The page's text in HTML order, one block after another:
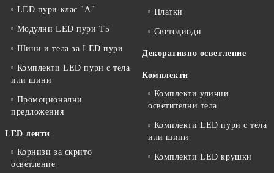
LED пури клас "А"
Модулни LED пури T5
Шини и тела за LED пури
Комплекти LED пури с тела
или шини
Промоционални
предложения
LED ленти
Корнизи за скрито
осветление
Платки
Светодиоди
Декоративно осветление
Комплекти
Комплекти улични
осветителни тела
Комплекти LED пури с тела
или шини
Комплекти LED крушки